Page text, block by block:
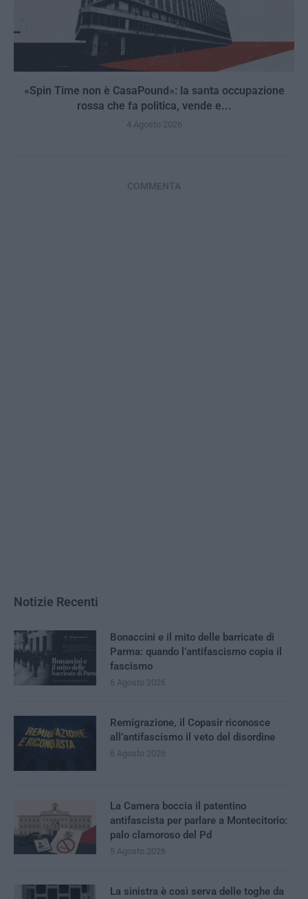
«Spin Time non è CasaPound»: la santa occupazione
rossa che fa politica, vende e...
4 Agosto 2026
COMMENTA
Notizie Recenti
Bonaccini e il mito delle barricate di
Parma: quando l’antifascismo copia il
fascismo
6 Agosto 2026
Remigrazione, il Copasir riconosce
all’antifascismo il veto del disordine
6 Agosto 2026
La Camera boccia il patentino
antifascista per parlare a Montecitorio:
palo clamoroso del Pd
5 Agosto 2026
La sinistra è così serva delle toghe da